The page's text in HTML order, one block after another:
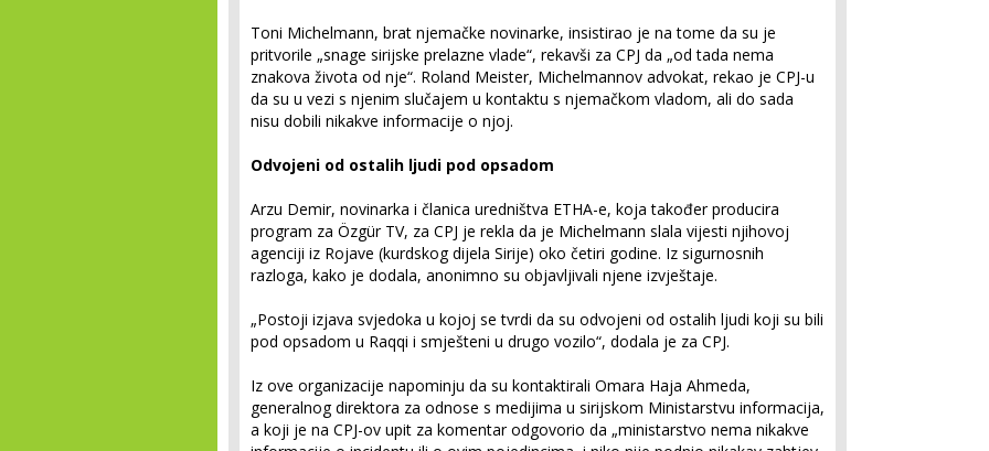
Toni Michelmann, brat njemačke novinarke, insistirao je na tome da su je
pritvorile „snage sirijske prelazne vlade“, rekavši za CPJ da „od tada nema
znakova života od nje“. Roland Meister, Michelmannov advokat, rekao je CPJ-u
da su u vezi s njenim slučajem u kontaktu s njemačkom vladom, ali do sada
nisu dobili nikakve informacije o njoj.
Odvojeni od ostalih ljudi pod opsadom
Arzu Demir, novinarka i članica uredništva ETHA-e, koja također producira
program za Özgür TV, za CPJ je rekla da je Michelmann slala vijesti njihovoj
agenciji iz Rojave (kurdskog dijela Sirije) oko četiri godine. Iz sigurnosnih
razloga, kako je dodala, anonimno su objavljivali njene izvještaje.
„Postoji izjava svjedoka u kojoj se tvrdi da su odvojeni od ostalih ljudi koji su bili
pod opsadom u Raqqi i smješteni u drugo vozilo“, dodala je za CPJ.
Iz ove organizacije napominju da su kontaktirali Omara Haja Ahmeda,
generalnog direktora za odnose s medijima u sirijskom Ministarstvu informacija,
a koji je na CPJ-ov upit za komentar odgovorio da „ministarstvo nema nikakve